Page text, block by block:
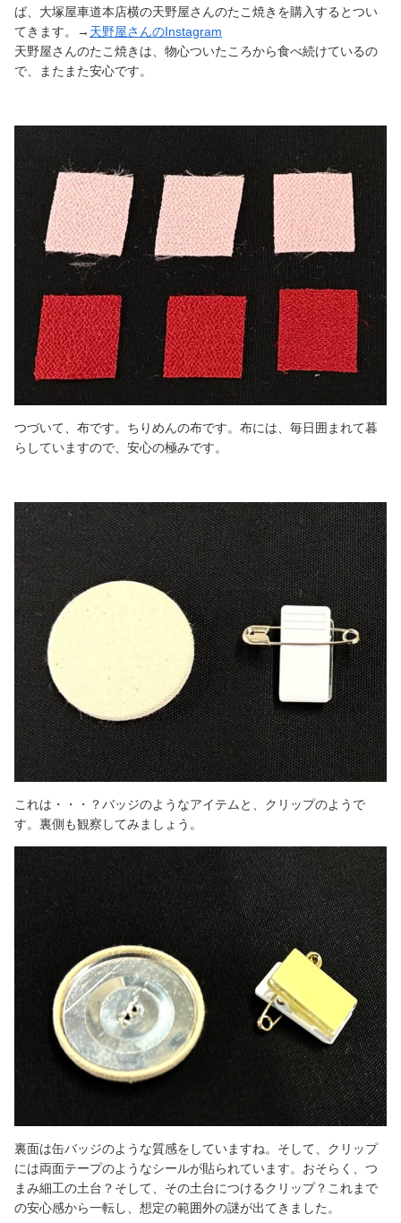
ば、大塚屋車道本店横の天野屋さんのたこ焼きを購入するとつい
てきます。→ 天野屋さんのInstagram
天野屋さんのたこ焼きは、物心ついたころから食べ続けているの
で、またまた安心です。
つづいて、布です。ちりめんの布です。布には、毎日囲まれて暮
らしていますので、安心の極みです。
これは・・・？バッジのようなアイテムと、クリップのようで
す。裏側も観察してみましょう。
裏面は缶バッジのような質感をしていますね。そして、クリップ
には両面テープのようなシールが貼られています。おそらく、つ
まみ細工の土台？そして、その土台につけるクリップ？これまで
の安心感から一転し、想定の範囲外の謎が出てきました。